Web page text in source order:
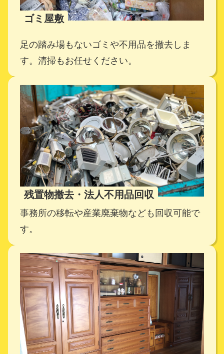
ゴミ屋敷
足の踏み場もないゴミや不用品を撤去しま
す。 清掃もお任せください。
残置物撤去・法人不用品回収
事務所の移転や産業廃棄物なども回収可能で
す。